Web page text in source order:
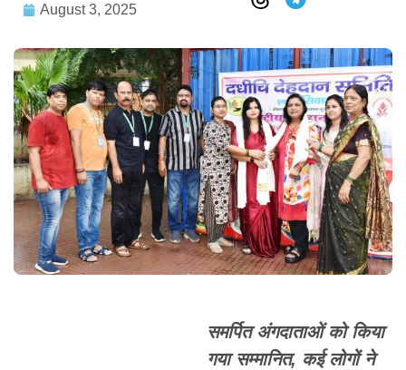
August 3, 2025
समर्पित अंगदाताओं को किया
गया सम्मानित, कई लोगों ने